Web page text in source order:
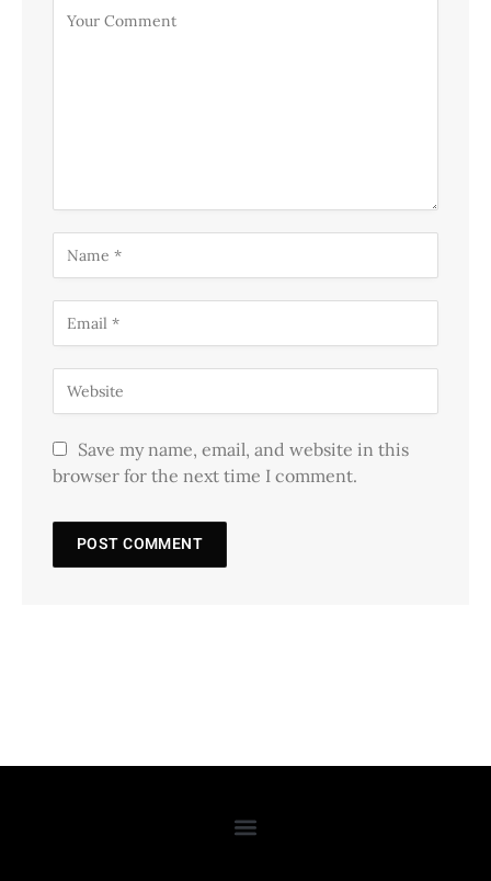
Save my name, email, and website in this
browser for the next time I comment.